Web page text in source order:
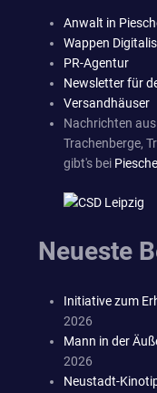
Anwalt in
Wappen
PR-Agentur
Newsletter für
Versandhäuser
Nachrichten
Trachenberge,
gibt's bei
Neueste
Initiative zum
2026
Mann in der
2026
Neustadt-